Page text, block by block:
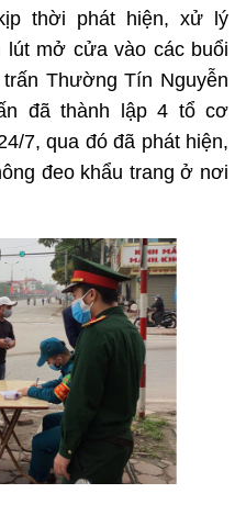
thời phát hiện, xử lý
lút mở cửa vào các buổi
Thường Tín Nguyễn
đã thành lập 4 tổ cơ
7, qua đó đã phát hiện,
đeo khẩu trang ở nơi